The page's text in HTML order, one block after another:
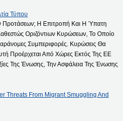
Τύπου
Προτάσεων; Η Επιτροπή Και Η Ύπατη
Οριζόντιων Κυρώσεων, Το Οποίο
Συμπεριφορές. Κυρώσεις Θα
Προέρχεται Από Χώρες Εκτός Της ΕΕ
Της Ένωσης, Την Ασφάλεια Της Ένωσης